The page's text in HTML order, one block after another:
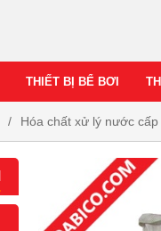
THIẾT BỊ BỂ BƠI
Hóa chất xử lý nước